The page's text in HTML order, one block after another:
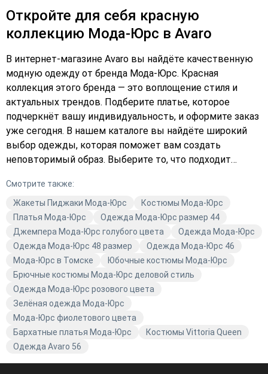
Откройте для себя красную
коллекцию Мода-Юрс в Avaro
В интернет-магазине Avaro вы найдёте качественную
модную одежду от бренда Мода-Юрс. Красная
коллекция этого бренда — это воплощение стиля и
актуальных трендов. Подберите платье, которое
подчеркнёт вашу индивидуальность, и оформите заказ
уже сегодня. В нашем каталоге вы найдёте широкий
выбор одежды, которая поможет вам создать
неповторимый образ. Выберите то, что подходит
в Avaro — это не просто одежда, это заявление о вашем
стиле.
Смотрите также:
Жакеты Пиджаки Мода-Юрс
Костюмы Мода-Юрс
Платья Мода-Юрс
Одежда Мода-Юрс размер 44
Джемпера Мода-Юрс голубого цвета
Одежда Мода-Юрс
Одежда Мода-Юрс 48 размер
Одежда Мода-Юрс 46
Мода-Юрс в Томске
Юбочные костюмы Мода-Юрс
Брючные костюмы Мода-Юрс деловой стиль
Одежда Мода-Юрс розового цвета
Зелёная одежда Мода-Юрс
Мода-Юрс фиолетового цвета
Бархатные платья Мода-Юрс
Костюмы Vittoria Queen
Одежда Avaro 56